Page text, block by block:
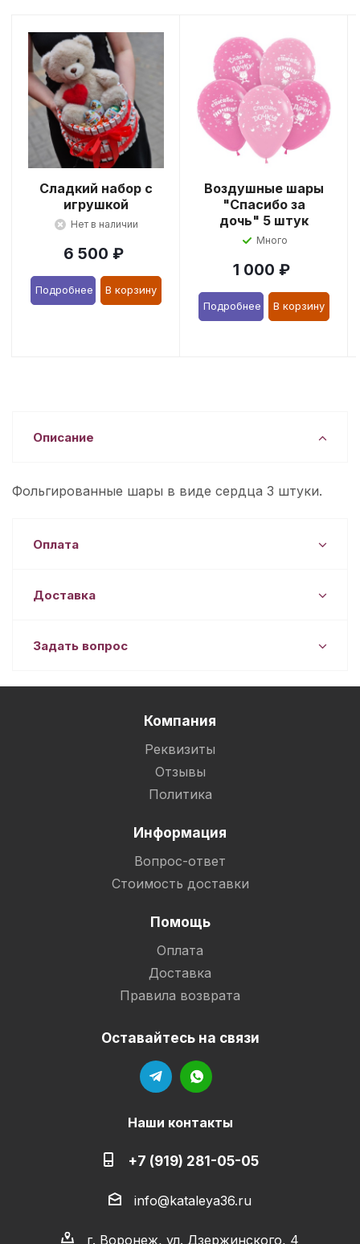
Сладкий набор с
игрушкой
Нет в наличии
6 500 ₽
Подробнее В корзину
Воздушные шары
"Спасибо за
дочь" 5 штук
Много
1 000 ₽
Подробнее В корзину
Описание
Фольгированные шары в виде сердца 3 штуки.
Оплата
Доставка
Задать вопрос
Компания
Реквизиты
Отзывы
Политика
Информация
Вопрос-ответ
Стоимость доставки
Помощь
Оплата
Доставка
Правила возврата
Оставайтесь на связи
Наши контакты
+7 (919) 281-05-05
info@kataleya36.ru
г. Воронеж, ул. Дзержинского, 4